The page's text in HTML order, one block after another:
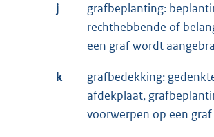
j
grafbeplanting:
rechthebbende of
een graf wordt
k
grafbedekking:
afdekplaat,
voorwerpen op een